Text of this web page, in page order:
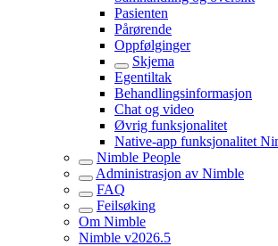
Pasienten
Pårørende
Oppfølginger
Skjema
Egentiltak
Behandlingsinformasjon
Chat og video
Øvrig funksjonalitet
Native-app funksjonalitet
Nimble People
Administrasjon av Nimble
FAQ
Feilsøking
Om Nimble
Nimble v2026.5